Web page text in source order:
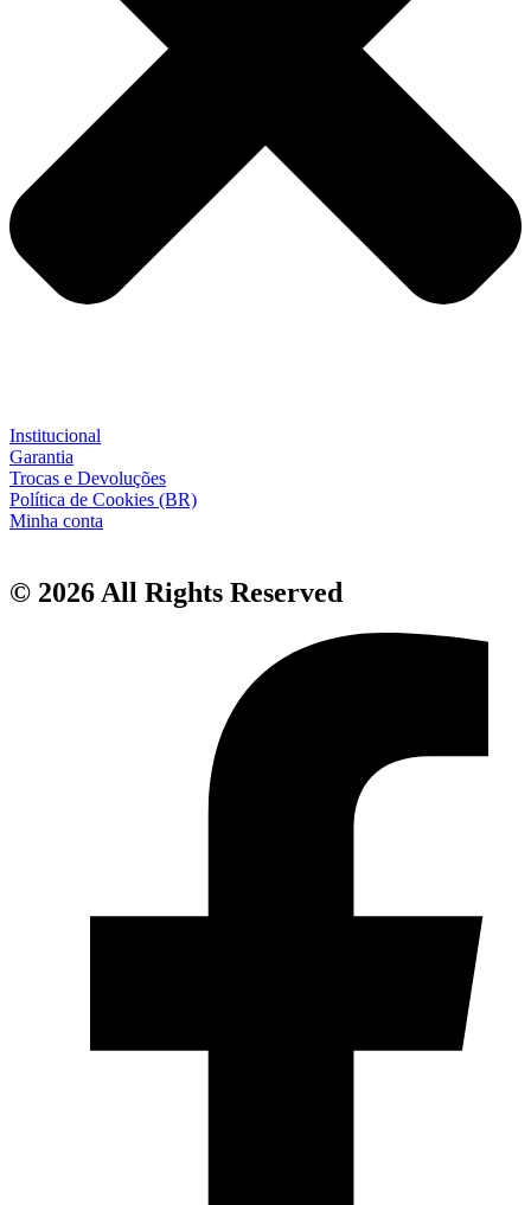
Institucional
Garantia
Trocas e Devoluções
Política de Cookies (BR)
Minha conta
© 2026 All Rights Reserved